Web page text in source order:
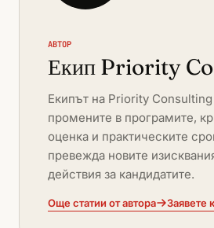
АВТОР
Екип Priority
Екипът на Priority
промените в програмите,
оценка и практическите
превежда новите
действия за кандидатите.
Още статии от автора Заявете